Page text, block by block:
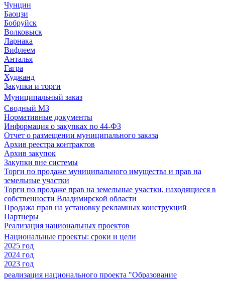
Чунцин
Баоцзи
Бобруйск
Волковыск
Ларнака
Вифлеем
Анталья
Гагра
Худжанд
Закупки и торги
Муниципальный заказ
Сводный МЗ
Нормативные документы
Информация о закупках по 44-ФЗ
Отчет о размещении муниципального заказа
Архив реестра контрактов
Архив закупок
Закупки вне системы
Торги по продаже муниципального имущества и прав на
земельные участки
Торги по продаже прав на земельные участки, находящиеся в
собственности Владимирской области
Продажа прав на установку рекламных конструкций
Партнеры
Реализация национальных проектов
Национальные проекты: сроки и цели
2025 год
2024 год
2023 год
реализация национального проекта "Образование